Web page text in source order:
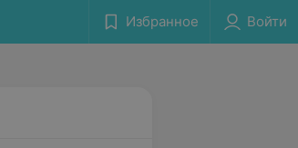
Избранное Войти